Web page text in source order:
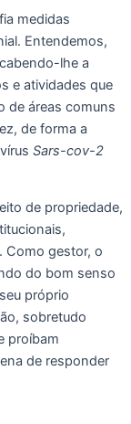
medidas
Entendemos,
lhe a
e atividades que
de áreas comuns
de forma a
Sars-cov-2
de propriedade,
Como gestor, o
do bom senso
próprio
sobretudo
proíbam
de responder